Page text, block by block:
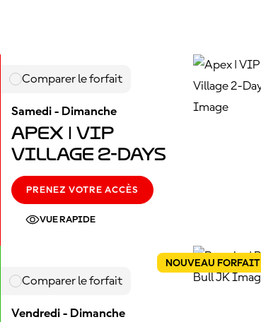
Comparer le forfait
Samedi - Dimanche
Apex | VIP
Village 2-Days
PRENEZ VOTRE ACCÈS
VUE RAPIDE
Comparer le forfait
Vendredi - Dimanche
NOUVEAU FORFAIT